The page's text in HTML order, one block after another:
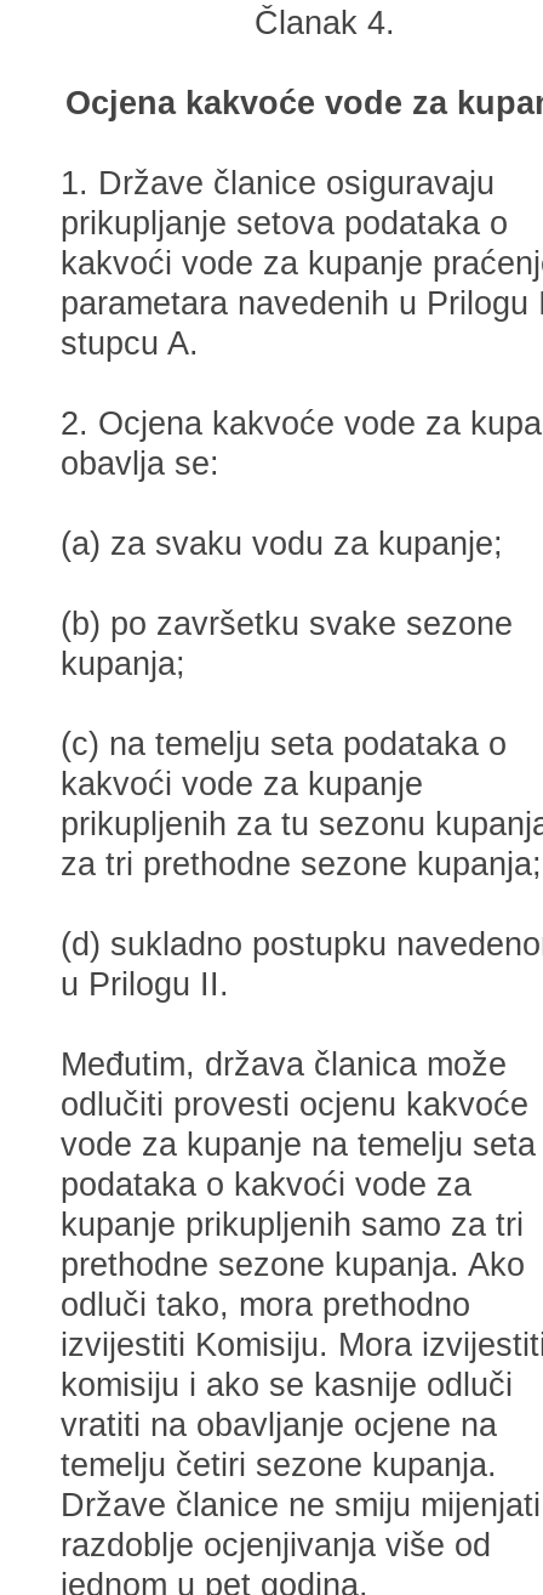
Članak 4.
Ocjena kakvoće vode za
1. Države članice osiguravaju
prikupljanje setova podataka o
kakvoći vode za kupanje
parametara navedenih u Prilogu
stupcu A.
2. Ocjena kakvoće vode za
obavlja se:
(a) za svaku vodu za kupanje;
(b) po završetku svake sezone
kupanja;
(c) na temelju seta podataka o
kakvoći vode za kupanje
prikupljenih za tu sezonu
za tri prethodne sezone
(d) sukladno postupku
u Prilogu II.
Međutim, država članica može
odlučiti provesti ocjenu kakvoće
vode za kupanje na temelju seta
podataka o kakvoći vode za
kupanje prikupljenih samo za tri
prethodne sezone kupanja. Ako
odluči tako, mora prethodno
izvijestiti Komisiju. Mora
komisiju i ako se kasnije odluči
vratiti na obavljanje ocjene na
temelju četiri sezone kupanja.
Države članice ne smiju mijenjati
razdoblje ocjenjivanja više od
jednom u pet godina.